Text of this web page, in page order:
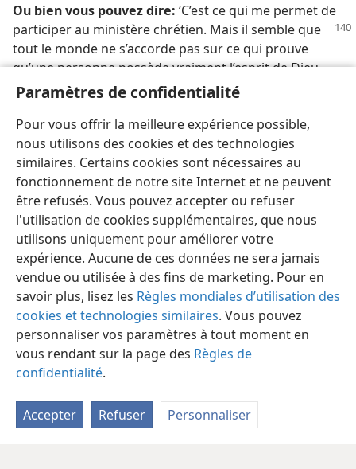
Paramètres de confidentialité
Pour vous offrir la meilleure expérience possible,
nous utilisons des cookies et des technologies
similaires. Certains cookies sont nécessaires au
fonctionnement de notre site Internet et ne peuvent
être refusés. Vous pouvez accepter ou refuser
l'utilisation de cookies supplémentaires, que nous
utilisons uniquement pour améliorer votre
expérience. Aucune de ces données ne sera jamais
vendue ou utilisée à des fins de marketing. Pour en
savoir plus, lisez les Règles mondiales d’utilisation des
cookies et technologies similaires. Vous pouvez
personnaliser vos paramètres à tout moment en
vous rendant sur la page des Règles de
confidentialité.
Accepter Refuser Personnaliser
Ou bien vous pouvez dire: ‘C’est ce qui me permet de
participer au ministère chrétien. Mais il semble que
tout le monde ne s’accorde pas sur ce qui prouve
qu’une personne possède vraiment l’esprit de Dieu.
Pour vous, qu’est-​ce qui est nécessaire?’
et 138.)